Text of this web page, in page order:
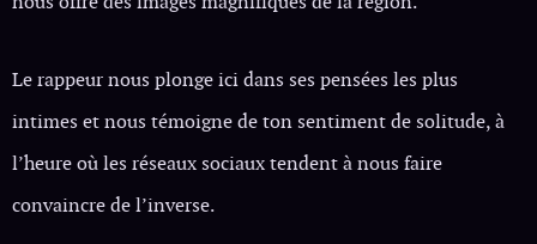
Le rappeur nous plonge ici dans ses pensées les plus
intimes et nous témoigne de ton sentiment de solitude, à
l’heure où les réseaux sociaux tendent à nous faire
convaincre de l’inverse.